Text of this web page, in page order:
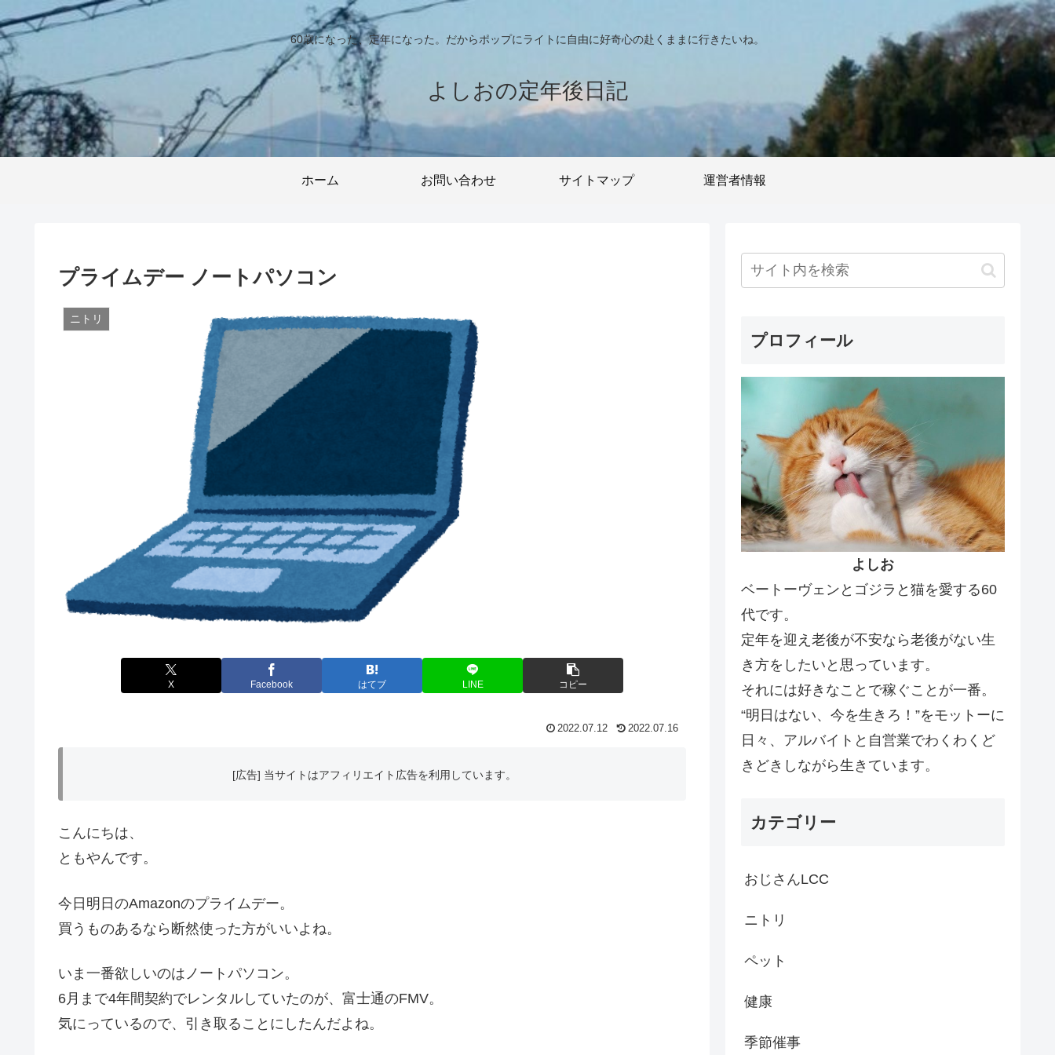
60歳になった、定年になった。だからポップにライトに自由に好奇心の赴くままに行きたいね。
よしおの定年後日記
ホーム お問い合わせ サイトマップ 運営者情報
プライムデー ノートパソコン
ニトリ
X Facebook はてブ LINE コピー
2022.07.12 2022.07.16
[広告] 当サイトはアフィリエイト広告を利用しています。
こんにちは、
ともやんです。
今日明日のAmazonのプライムデー。
買うものあるなら断然使った方がいいよね。
いま一番欲しいのはノートパソコン。
6月まで4年間契約でレンタルしていたのが、富士通のFMV。
気にっているので、引き取ることにしたんだよね。
プロフィール
よしお
ベートーヴェンとゴジラと猫を愛する60
代です。
定年を迎え老後が不安なら老後がない生
き方をしたいと思っています。
それには好きなことで稼ぐことが一番。
“明日はない、今を生きろ！”をモットーに
日々、アルバイトと自営業でわくわくど
きどきしながら生きています。
カテゴリー
おじさんLCC
ニトリ
ペット
健康
季節催事